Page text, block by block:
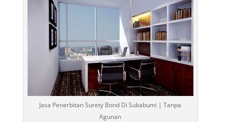
Jasa Penerbitan Surety Bond Di Sukabumi | Tanpa
Agunan